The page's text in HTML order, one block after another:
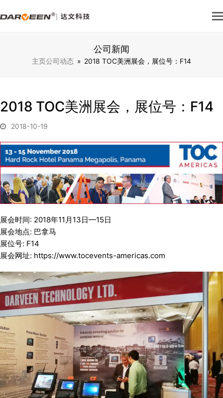
公司新闻
主页公司动态 » 2018 TOC美洲展会，展位号：F14
2018 TOC美洲展会，展位号：F14
2018-10-19
展会时间: 2018年11月13日—15日
展会地点: 巴拿马
展位号: F14
展会网址: https://www.tocevents-americas.com